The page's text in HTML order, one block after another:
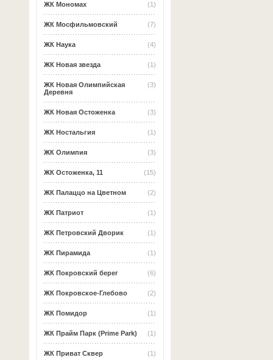
(1)
ЖК Мономах
(7)
ЖК Мосфильмовский
(4)
ЖК Наука
(1)
ЖК Новая звезда
(3)
ЖК Новая Олимпийская
Деревня
(3)
ЖК Новая Остоженка
(1)
ЖК Ностальгия
(3)
ЖК Олимпия
(15)
ЖК Остоженка, 11
(2)
ЖК Палаццо на Цветном
(1)
ЖК Патриот
(1)
ЖК Петровский Дворик
(1)
ЖК Пирамида
(6)
ЖК Покровский берег
(2)
ЖК Покровское-Глебово
(1)
ЖК Помидор
(1)
ЖК Прайм Парк (Prime Park)
(1)
ЖК Приват Сквер